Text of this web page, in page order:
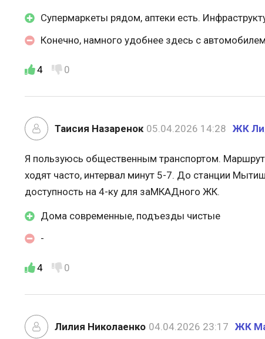
Супермаркеты рядом, аптеки есть.
Конечно, намного удобнее здесь с
4 0
Таисия Назаренок 05.04.2026 14:28 ЖК
Я пользуюсь общественным транспортом.
ходят часто, интервал минут 5-7. До станции
доступность на 4-ку для заМКАДного ЖК.
Дома современные, подъезды чистые
-
4 0
Лилия Николаенко 04.04.2026 23:17 ЖК